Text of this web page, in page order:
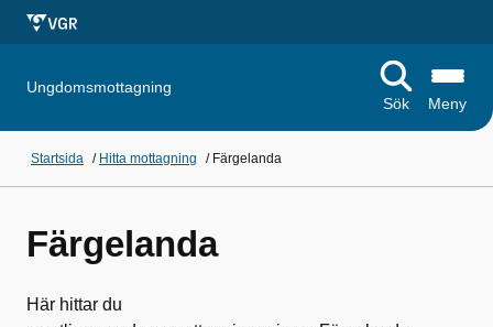
Ungdomsmottagning
Sök
Meny
Startsida / Hitta mottagning / Färgelanda
Färgelanda
Här hittar du